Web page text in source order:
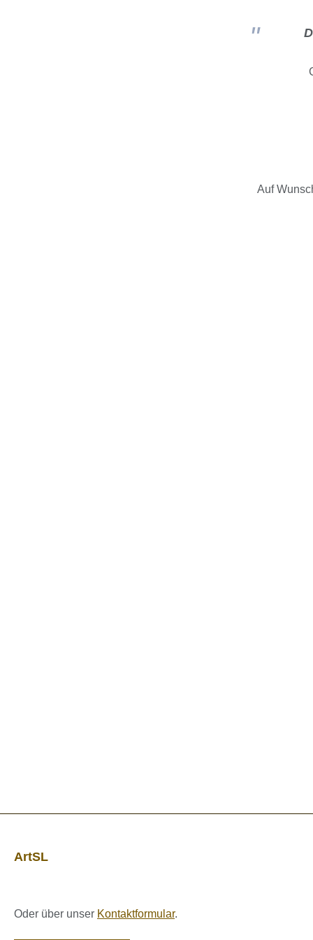
Auf
ArtSL
Oder über unser Kontaktformular.